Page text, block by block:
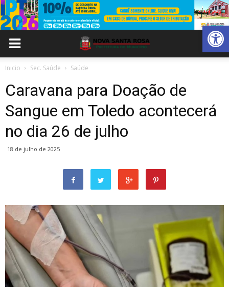
Abrir
Inicio Sec. Saúde Saúde
Caravana para Doação de
Sangue em Toledo acontecerá
no dia 26 de julho
18 de julho de 2025